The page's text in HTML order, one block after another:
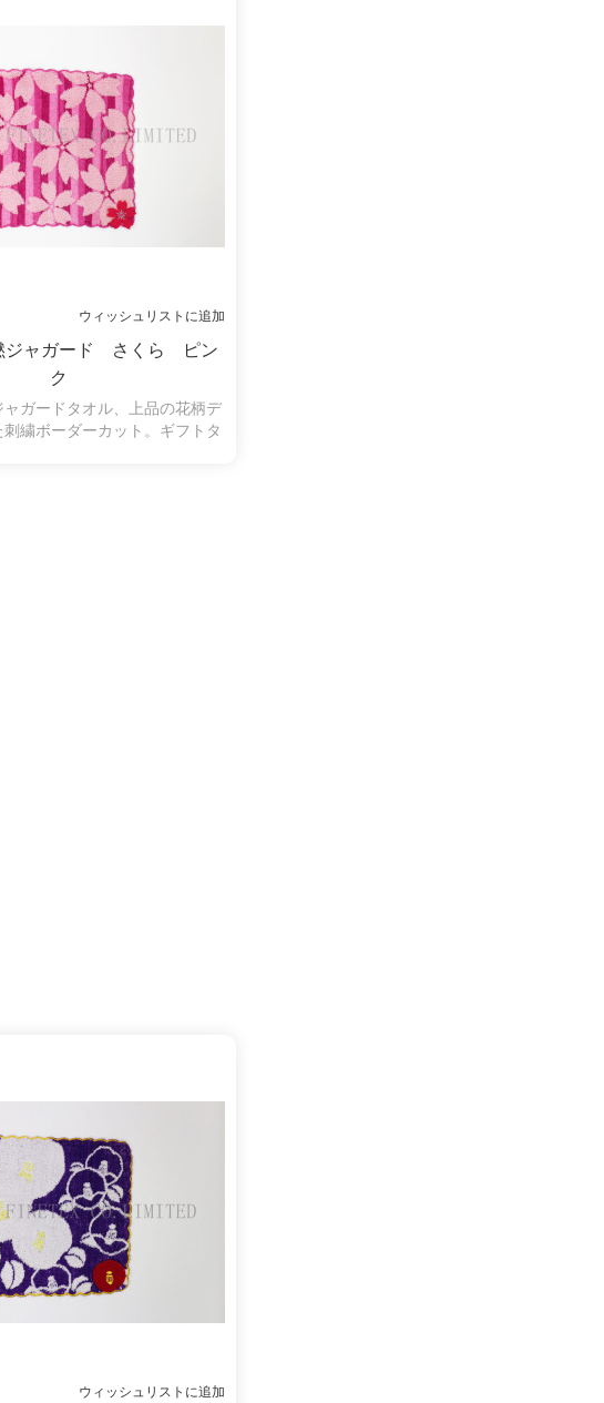
ウィッシュリストに追加
ジャガード さくら ピン
ク
ャガードタオル、上品の花柄デ
繍ボーダーカット。ギフトタ
ウィッシュリストに追加